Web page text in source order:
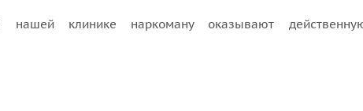
нашей клинике наркоману оказывают